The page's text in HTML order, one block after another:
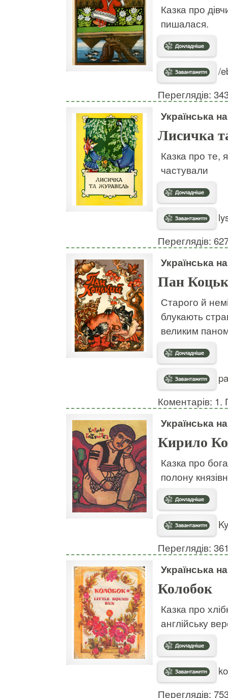
Казка про
пишалася.
/
Переглядів:
Українська
Лисичка
Казка про те,
частували
Переглядів:
Українська
Пан
Старого й
блукають
великим
Коментарів: 1.
Українська
Кирило
Казка про
полону
Переглядів:
Українська
Колобок
Казка про
англійську
Переглядів: